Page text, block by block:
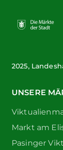
2025,
UNSERE
Markt am
Pasinger